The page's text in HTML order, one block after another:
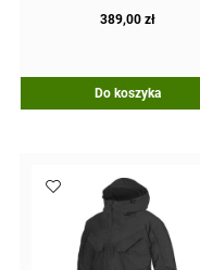
389,00 zł
Do koszyka